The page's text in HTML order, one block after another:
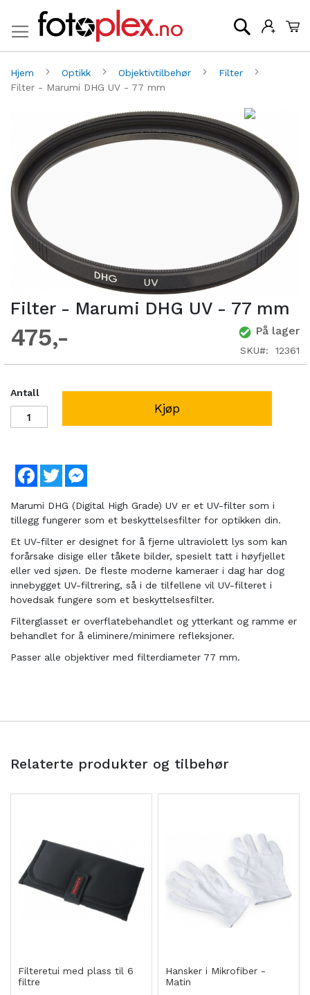
Søk
Hjem Optikk Objektivtilbehør
Filter
Filter - Marumi DHG UV - 77 mm
Filter - Marumi DHG UV - 77 mm
475 På lager
SKU 12361
Antall
Kjøp
Facebook
Twitter
slutten
bildegalleri
Marumi DHG (Digital High Grade) UV er et UV-filter som i
tillegg fungerer som et beskyttelsesfilter for optikken din.
Et UV-filter er designet for å fjerne ultraviolett lys som kan
forårsake disige eller tåkete bilder, spesielt tatt i høyfjellet
eller ved sjøen. De fleste moderne kameraer i dag har dog
innebygget UV-filtrering, så i de tilfellene vil UV-filteret i
hovedsak fungere som et beskyttelsesfilter.
Filterglasset er overflatebehandlet og ytterkant og ramme er
behandlet for å eliminere/minimere refleksjoner.
Passer alle objektiver med filterdiameter 77 mm.
Relaterte produkter og tilbehør
Filteretui med plass til 6
filtre
Hansker i Mikrofiber -
Matin